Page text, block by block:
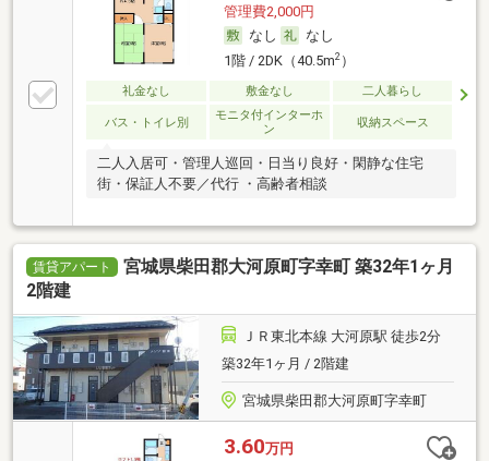
管理費2,000円
なし
なし
1階 / 2DK（40.5m2）
礼金なし 敷金なし 二人暮らし
バス・トイレ別
モニタ付インターホ
ン
収納スペース
二人入居可・管理人巡回・日当り良好・閑静な住宅
街・保証人不要／代行 ・高齢者相談
賃貸アパート
宮城県柴田郡大河原町字幸町 築32年1ヶ月
2階建
ＪＲ東北本線 大河原駅 徒歩2分
築32年1ヶ月 / 2階建
宮城県柴田郡大河原町字幸町
3.60万円